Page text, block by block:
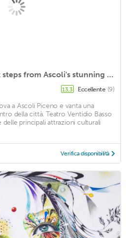
2 bedroom apartment steps from Ascoli's stunning Piazza del Popolo
13,3 Eccellente (9)
a Ascoli Piceno e vanta una
della città. Teatro Ventidio Basso
principali attrazioni culturali
Verifica disponibilità